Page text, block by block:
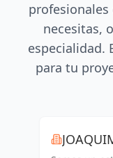
profesionales
necesitas,
especialidad.
para tu